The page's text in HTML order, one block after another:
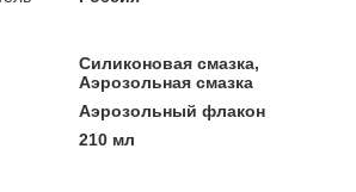
Силиконовая смазка,
Аэрозольная смазка
Аэрозольный флакон
210 мл